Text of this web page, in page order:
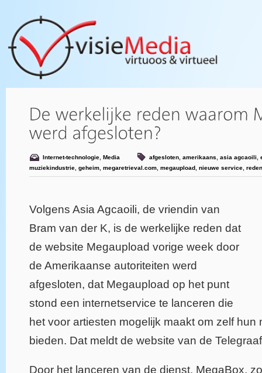
Internet-technologie Media afgesloten amerikaans asia agcaoili
muziekindustrie geheim megaretrieval.com megaupload nieuwe service reden
Volgens Asia Agcaoili, de vriendin van
Bram van der K, is de werkelijke reden dat
de website Megaupload vorige week door
de Amerikaanse autoriteiten werd
afgesloten, dat Megaupload op het punt
stond een internetservice te lanceren die
het voor artiesten mogelijk maakt om zelf hun
bieden. Dat meldt de website van de
Door het lanceren van de dienst, MegaBox,